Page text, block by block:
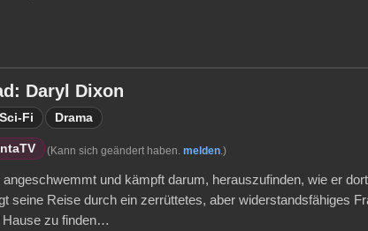
Daryl Dixon
Sci-Fi Drama
(Kann sich geändert haben. melden.)
und kämpft darum, herauszufinden, wie er
seine Reise durch ein zerrüttetes, aber widerstandsfähiges
Hause zu finden…